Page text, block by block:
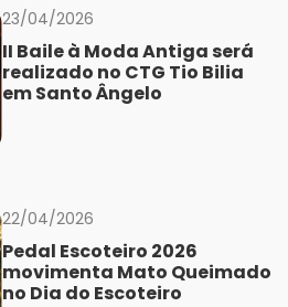
23/04/2026
II Baile à Moda Antiga será
realizado no CTG Tio Bilia
em Santo Ângelo
22/04/2026
Pedal Escoteiro 2026
movimenta Mato Queimado
no Dia do Escoteiro